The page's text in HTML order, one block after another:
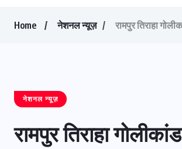
Home नेशनल न्यूज़ रामपुर तिराहा
नेशनल न्यूज़
रामपुर तिराहा